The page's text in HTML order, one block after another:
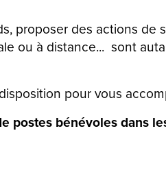
proposer des actions
ou à distance... sont
pour vous
postes bénévoles dans